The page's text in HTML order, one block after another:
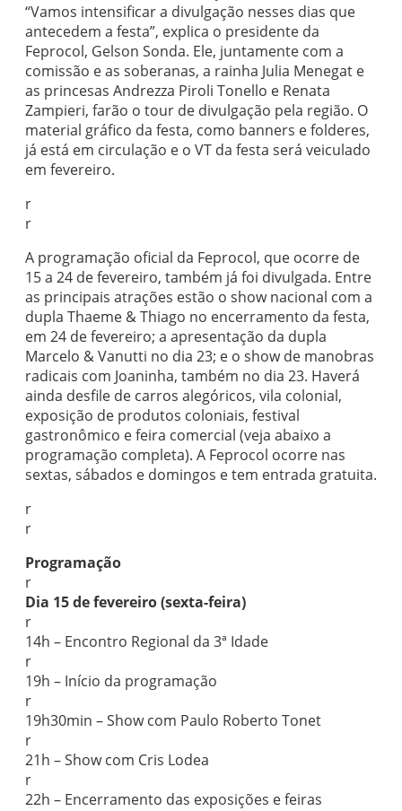
“Vamos intensificar a divulgação nesses dias que
antecedem a festa”, explica o presidente da
Feprocol, Gelson Sonda. Ele, juntamente com a
comissão e as soberanas, a rainha Julia Menegat e
as princesas Andrezza Piroli Tonello e Renata
Zampieri, farão o tour de divulgação pela região. O
material gráfico da festa, como banners e folderes,
já está em circulação e o VT da festa será veiculado
em fevereiro.
r
r
A programação oficial da Feprocol, que ocorre de
15 a 24 de fevereiro, também já foi divulgada. Entre
as principais atrações estão o show nacional com a
dupla Thaeme & Thiago no encerramento da festa,
em 24 de fevereiro; a apresentação da dupla
Marcelo & Vanutti no dia 23; e o show de manobras
radicais com Joaninha, também no dia 23. Haverá
ainda desfile de carros alegóricos, vila colonial,
exposição de produtos coloniais, festival
gastronômico e feira comercial (veja abaixo a
programação completa). A Feprocol ocorre nas
sextas, sábados e domingos e tem entrada gratuita.
r
r
Programação
r
Dia 15 de fevereiro (sexta-feira)
r
14h – Encontro Regional da 3ª Idade
r
19h – Início da programação
r
19h30min – Show com Paulo Roberto Tonet
r
21h – Show com Cris Lodea
r
22h – Encerramento das exposições e feiras